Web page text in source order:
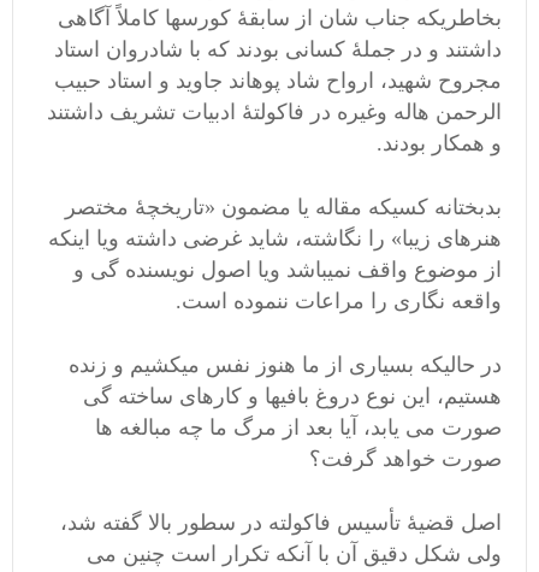
بخاطریکه جناب شان از سابقۀ کورسها کاملاً آگاهی
داشتند و در جملۀ کسانی بودند که با شادروان استاد
مجروح شهید، ارواح شاد پوهاند جاوید و استاد حبیب
الرحمن هاله وغیره در فاکولتۀ ادبیات تشریف داشتند
و همکار بودند.
بدبختانه کسیکه مقاله یا مضمون «تاریخچۀ مختصر
هنرهای زیبا» را نگاشته، شاید غرضی داشته ویا اینکه
از موضوع واقف نمیباشد ویا اصول نویسنده گی و
واقعه نگاری را مراعات ننموده است.
در حالیکه بسیاری از ما هنوز نفس میکشیم و زنده
هستیم، این نوع دروغ بافیها و کارهای ساخته گی
صورت می یابد، آیا بعد از مرگ ما چه مبالغه ها
صورت خواهد گرفت؟
اصل قضیۀ تأسیس فاکولته در سطور بالا گفته شد،
ولی شکل دقیق آن با آنکه تکرار است چنین می